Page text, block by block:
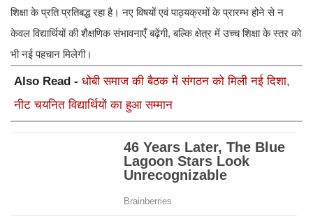
शिक्षा के प्रति प्रतिबद्ध रहा है। नए विषयों एवं पाठ्यक्रमों के प्रारम्भ होने से न
केवल विद्यार्थियों की शैक्षणिक संभावनाएँ बढ़ेंगी, बल्कि क्षेत्र में उच्च शिक्षा के स्तर को
भी नई पहचान मिलेगी।
Also Read - धोबी समाज की बैठक में संगठन को मिली नई दिशा,
नीट चयनित विद्यार्थियों का हुआ सम्मान